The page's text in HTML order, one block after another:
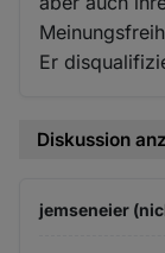
Er
Diskussion
jemseneier